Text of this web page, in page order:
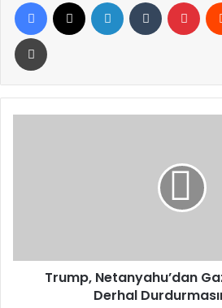
Yazdır
Trump, Netanyahu’dan
Derhal